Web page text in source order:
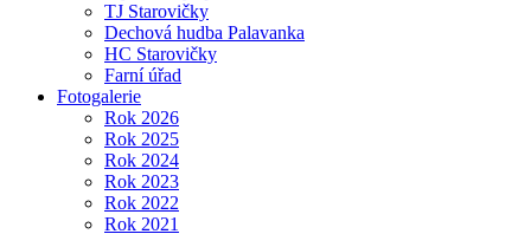
TJ Starovičky
Dechová hudba Palavanka
HC Starovičky
Farní úřad
Fotogalerie
Rok 2026
Rok 2025
Rok 2024
Rok 2023
Rok 2022
Rok 2021